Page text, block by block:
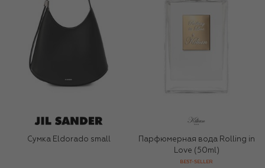
Сумка Eldorado small
Парфюмерная вода Rolling in
Love (50ml)
BEST-SELLER